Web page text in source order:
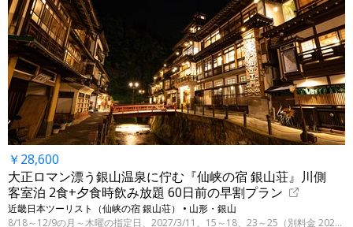
￥28,600
大正ロマン漂う銀山温泉に佇む『仙峡の宿 銀山荘』川側
客室泊 2食+夕食時飲み放題 60日前の早割プラン
近畿日本ツーリスト（仙峡の宿 銀山荘） • 山形・銀山
8/18～12/9の月～木曜の指定日、2027/3/11、15～18、23～25（別料金 2027/3/28迄の指定日）